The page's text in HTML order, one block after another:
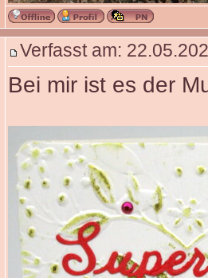
Verfasst am:
Bei mir ist es der